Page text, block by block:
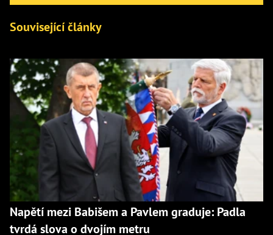
Související články
Napětí mezi Babišem a Pavlem graduje: Padla
tvrdá slova o dvojím metru